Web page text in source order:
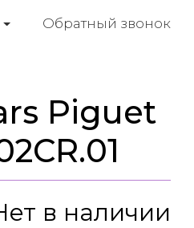
Обратный звонок
Piguet
в наличии